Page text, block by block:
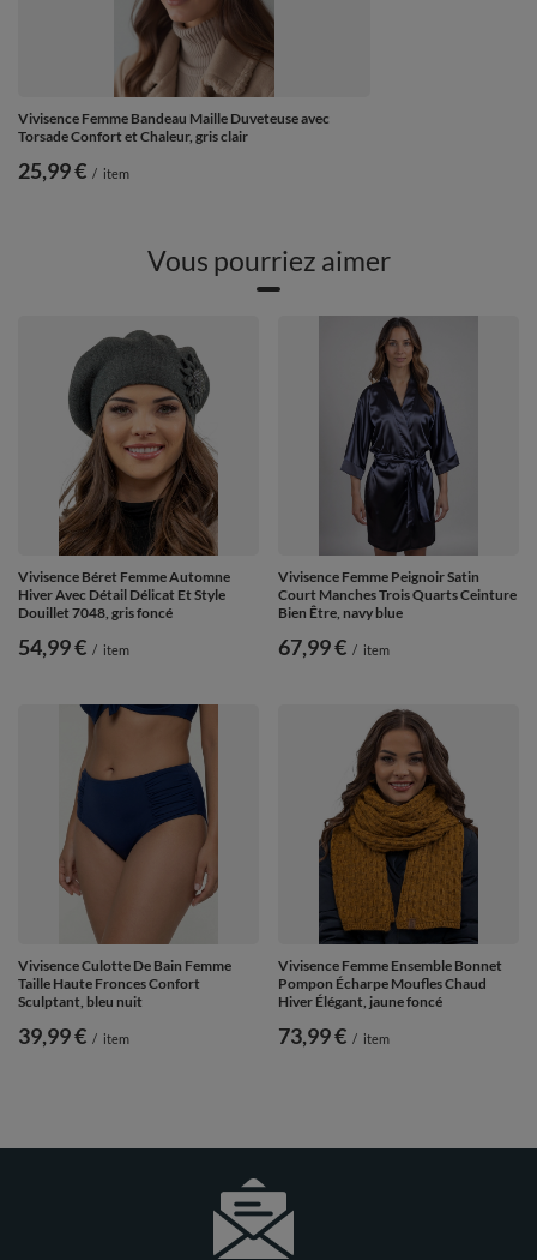
Vivisence Femme Bandeau Maille Duveteuse avec
Torsade Confort et Chaleur, gris clair
25,99 € / item
Vous pourriez aimer
Vivisence Béret Femme Automne
Hiver Avec Détail Délicat Et Style
Douillet 7048, gris foncé
54,99 € / item
Vivisence Femme Peignoir Satin
Court Manches Trois Quarts Ceinture
Bien Être, navy blue
67,99 € / item
Vivisence Culotte De Bain Femme
Taille Haute Fronces Confort
Sculptant, bleu nuit
39,99 € / item
Vivisence Femme Ensemble Bonnet
Pompon Écharpe Moufles Chaud
Hiver Élégant, jaune foncé
73,99 € / item